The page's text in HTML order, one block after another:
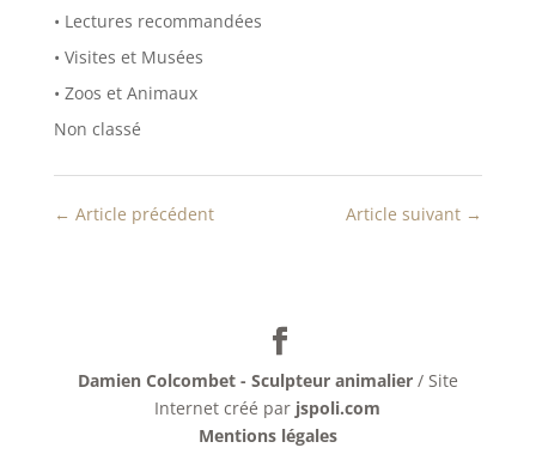
• Lectures recommandées
• Visites et Musées
• Zoos et Animaux
Non classé
← Article précédent Article suivant →
Damien Colcombet - Sculpteur animalier / Site
Internet créé par jspoli.com
Mentions légales